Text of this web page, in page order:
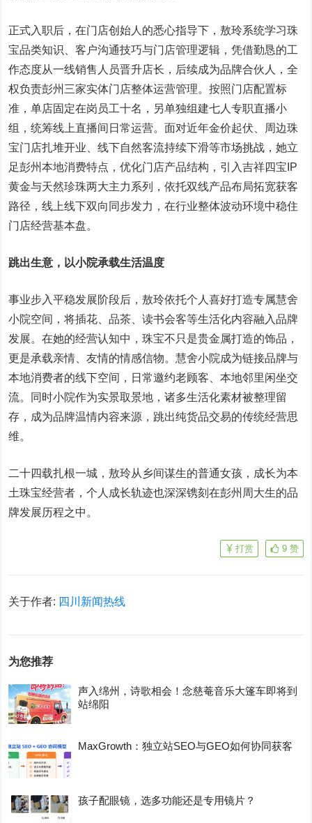
正式入职后，在门店创始人的悉心指导下，敖玲系统学习珠
宝品类知识、客户沟通技巧与门店管理逻辑，凭借勤恳的工
作态度从一线销售人员晋升店长，后续成为品牌合伙人，全
权负责彭州三家实体门店整体运营管理。按照门店配置标
准，单店固定在岗员工十名，另单独组建七人专职直播小
组，统筹线上直播间日常运营。面对近年金价起伏、周边珠
宝门店扎堆开业、线下自然客流持续下滑等市场挑战，她立
足彭州本地消费特点，优化门店产品结构，引入吉祥四宝IP
黄金与天然珍珠两大主力系列，依托双线产品布局拓宽获客
路径，线上线下双向同步发力，在行业整体波动环境中稳住
门店经营基本盘。
跳出生意，以小院承载生活温度
事业步入平稳发展阶段后，敖玲依托个人喜好打造专属慧舍
小院空间，将插花、品茶、读书会客等生活化内容融入品牌
发展。在她的经营认知中，珠宝不只是贵金属打造的饰品，
更是承载亲情、友情的情感信物。慧舍小院成为链接品牌与
本地消费者的线下空间，日常邀约老顾客、本地邻里闲坐交
流。同时小院作为实景取景地，诸多生活化素材被整理留
存，成为品牌温情内容来源，跳出纯货品交易的传统经营思
维。
二十四载扎根一城，敖玲从乡间谋生的普通女孩，成长为本
土珠宝经营者，个人成长轨迹也深深镌刻在彭州周大生的品
牌发展历程之中。
9 赞
打赏
关于作者: 四川新闻热线
为您推荐
声入绵州，诗歌相会！念慈菴音乐大篷车即将到
站绵阳
MaxGrowth：独立站SEO与GEO如何协同获客
孩子配眼镜，选多功能还是专用镜片？